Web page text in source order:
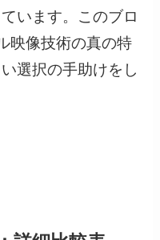
います。このブロ
映像技術の真の特
選択の手助けをし